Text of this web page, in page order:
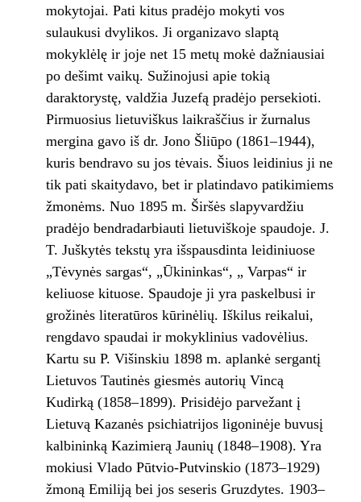
mokytojai. Pati kitus pradėjo mokyti vos
sulaukusi dvylikos. Ji organizavo slaptą
mokyklėlę ir joje net 15 metų mokė dažniausiai
po dešimt vaikų. Sužinojusi apie tokią
daraktorystę, valdžia Juzefą pradėjo persekioti.
Pirmuosius lietuviškus laikraščius ir žurnalus
mergina gavo iš dr. Jono Šliūpo (1861–1944),
kuris bendravo su jos tėvais. Šiuos leidinius ji ne
tik pati skaitydavo, bet ir platindavo patikimiems
žmonėms. Nuo 1895 m. Širšės slapyvardžiu
pradėjo bendradarbiauti lietuviškoje spaudoje. J.
T. Juškytės tekstų yra išspausdinta leidiniuose
„Tėvynės sargas“, „Ūkininkas“, „ Varpas“ ir
keliuose kituose. Spaudoje ji yra paskelbusi ir
grožinės literatūros kūrinėlių. Iškilus reikalui,
rengdavo spaudai ir mokyklinius vadovėlius.
Kartu su P. Višinskiu 1898 m. aplankė sergantį
Lietuvos Tautinės giesmės autorių Vincą
Kudirką (1858–1899). Prisidėjo parvežant į
Lietuvą Kazanės psichiatrijos ligoninėje buvusį
kalbininką Kazimierą Jaunių (1848–1908). Yra
mokiusi Vlado Pūtvio-Putvinskio (1873–1929)
žmoną Emiliją bei jos seseris Gruzdytes. 1903–